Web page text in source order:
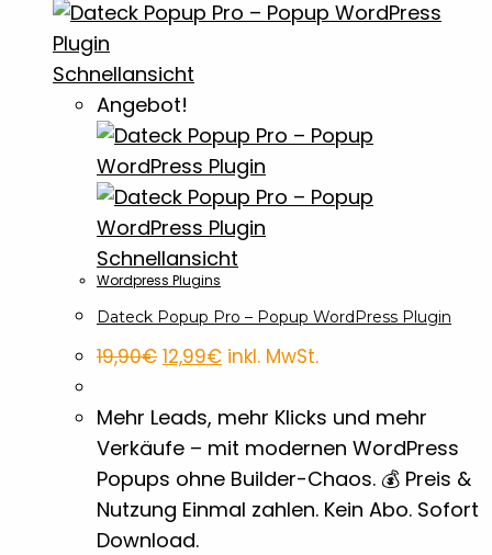
Banner 7
Baumwolltaschen
BBQ Accossoires
Bierdeckel
Bleistifte
Blöcke
Briefpapier 1
Schnellansicht
Angebot!
Schnellansicht
Wordpress Plugins
Dateck Popup Pro – Popup WordPress Plugin
19,90€ Ursprünglicher
Preis
19,90€
12,99€Aktueller
Preis
12,99€.
inkl. MwSt.
Mehr Leads, mehr Klicks und mehr
Verkäufe – mit modernen WordPress
Popups ohne Builder-Chaos. 💰 Preis &
Nutzung Einmal zahlen. Kein Abo. Sofort
Download.